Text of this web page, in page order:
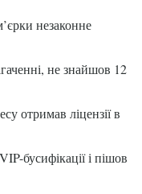
незаконне
не знайшов 12
отримав ліцензії в
бусифікації і пішов